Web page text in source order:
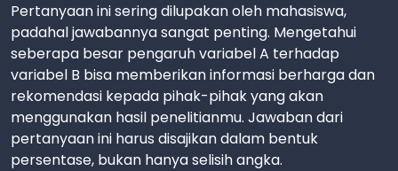
Pertanyaan ini sering dilupakan oleh mahasiswa,
padahal jawabannya sangat penting. Mengetahui
seberapa besar pengaruh variabel A terhadap
variabel B bisa memberikan informasi berharga dan
rekomendasi kepada pihak-pihak yang akan
menggunakan hasil penelitianmu. Jawaban dari
pertanyaan ini harus disajikan dalam bentuk
persentase, bukan hanya selisih angka.